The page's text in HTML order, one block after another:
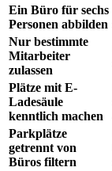
Ein Büro für sechs
Personen abbilden
Nur bestimmte
Mitarbeiter
zulassen
Plätze mit E-
Ladesäule
kenntlich machen
Parkplätze
getrennt von
Büros filtern